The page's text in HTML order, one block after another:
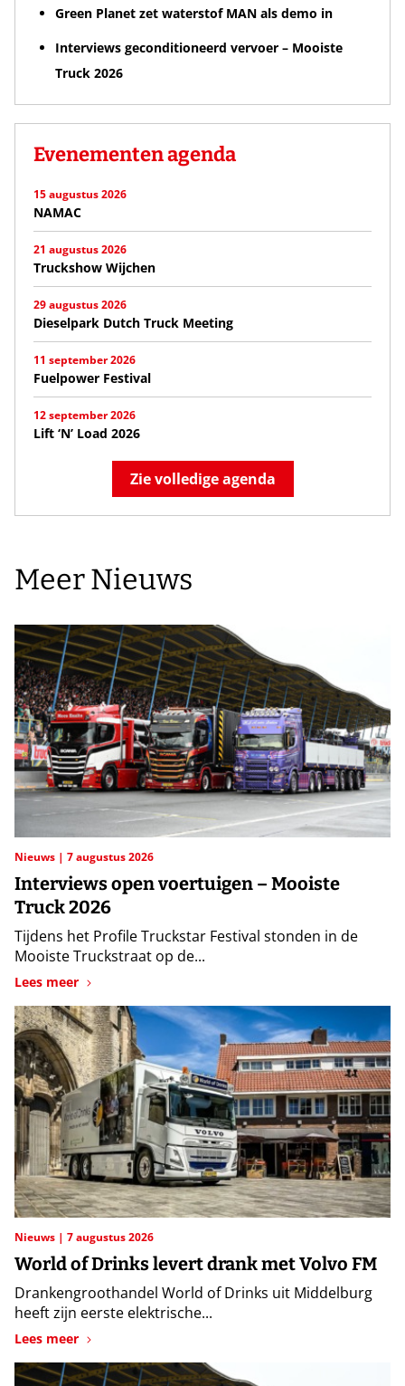
Green Planet zet waterstof MAN als demo in
Interviews geconditioneerd vervoer – Mooiste
Truck 2026
Evenementen agenda
15 augustus 2026
NAMAC
21 augustus 2026
Truckshow Wijchen
29 augustus 2026
Dieselpark Dutch Truck Meeting
11 september 2026
Fuelpower Festival
12 september 2026
Lift ‘N’ Load 2026
Zie volledige agenda
Meer Nieuws
Nieuws 7 augustus 2026
Interviews open voertuigen – Mooiste
Truck 2026
Tijdens het Profile Truckstar Festival stonden in de
Mooiste Truckstraat op de...
Lees meer
Nieuws 7 augustus 2026
World of Drinks levert drank met Volvo FM
Drankengroothandel World of Drinks uit Middelburg
heeft zijn eerste elektrische...
Lees meer